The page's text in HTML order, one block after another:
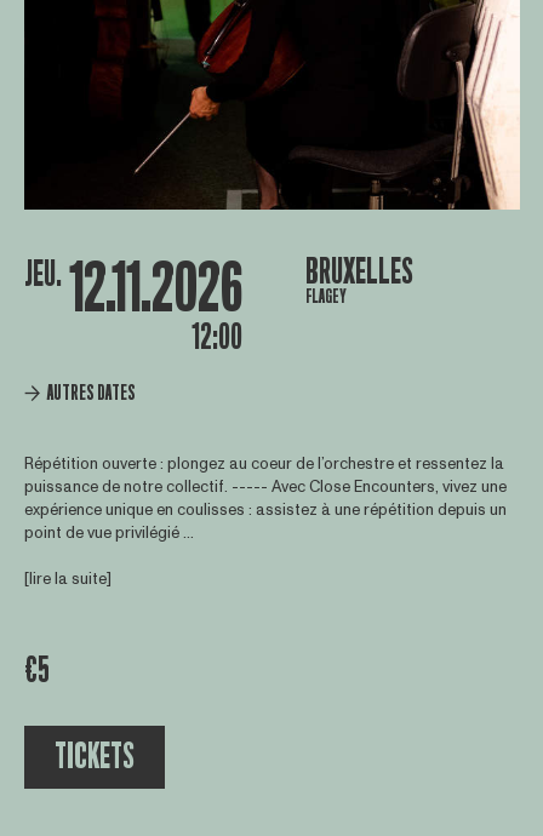
JEU. 12.11.2026
12:00
BRUXELLES
FLAGEY
AUTRES DATES
Répétition ouverte : plongez au coeur de l’orchestre et ressentez la
puissance de notre collectif. ----- Avec Close Encounters, vivez une
expérience unique en coulisses : assistez à une répétition depuis un
point de vue privilégié ...
[lire la suite]
€5
TICKETS